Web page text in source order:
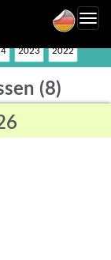
2023 2022
(8)